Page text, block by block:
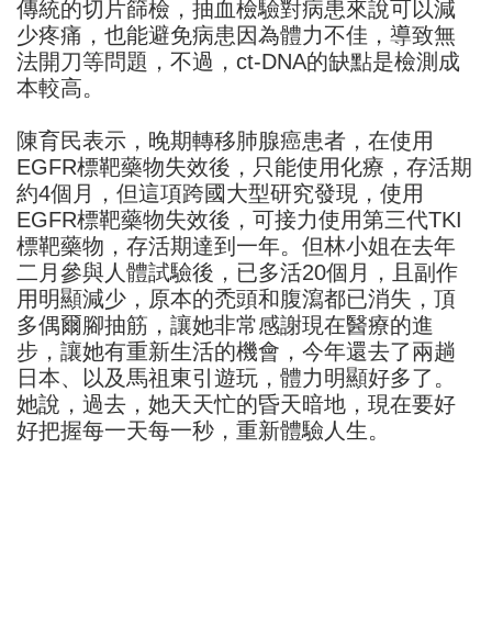
傳統的切片篩檢，抽血檢驗對病患來說可以減
少疼痛，也能避免病患因為體力不佳，導致無
法開刀等問題，不過，ct-DNA的缺點是檢測成
本較高。
陳育民表示，晚期轉移肺腺癌患者，在使用
EGFR標靶藥物失效後，只能使用化療，存活期
約4個月，但這項跨國大型研究發現，使用
EGFR標靶藥物失效後，可接力使用第三代TKI
標靶藥物，存活期達到一年。但林小姐在去年
二月參與人體試驗後，已多活20個月，且副作
用明顯減少，原本的禿頭和腹瀉都已消失，頂
多偶爾腳抽筋，讓她非常感謝現在醫療的進
步，讓她有重新生活的機會，今年還去了兩趟
日本、以及馬祖東引遊玩，體力明顯好多了。
她說，過去，她天天忙的昏天暗地，現在要好
好把握每一天每一秒，重新體驗人生。